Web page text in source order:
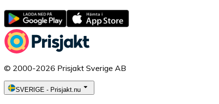
© 2000-2026 Prisjakt Sverige AB
SVERIGE - Prisjakt.nu